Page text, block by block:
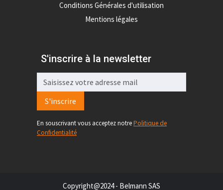
Conditions Générales d'utilisation
Mentions légales
S'inscrire à la newsletter
S'inscrire
En souscrivant vous acceptez notrePolitique de
Confidentialité
Copyright@2024 - Belmann SAS